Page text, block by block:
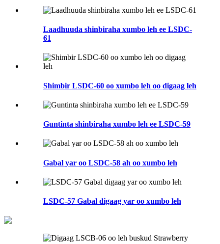
Laadhuuda shinbiraha xumbo leh ee LSDC-
61
Shimbir LSDC-60 oo xumbo leh oo digaag leh
Guntinta shinbiraha xumbo leh ee LSDC-59
Gabal yar oo LSDC-58 ah oo xumbo leh
LSDC-57 Gabal digaag yar oo xumbo leh